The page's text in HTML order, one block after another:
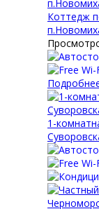
Коттедж
1-